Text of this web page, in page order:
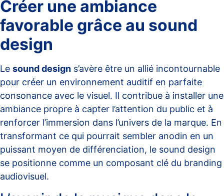
Créer une ambiance
favorable grâce au sound
design
Le sound design s’avère être un allié incontournable
pour créer un environnement auditif en parfaite
consonance avec le visuel. Il contribue à installer une
ambiance propre à capter l’attention du public et à
renforcer l’immersion dans l’univers de la marque. En
transformant ce qui pourrait sembler anodin en un
puissant moyen de différenciation, le sound design
se positionne comme un composant clé du branding
audiovisuel.